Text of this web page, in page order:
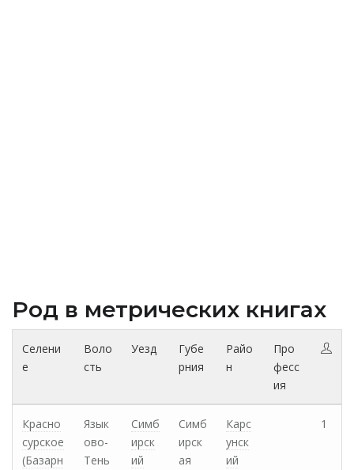
Род в метрических книгах
Селени
е
Воло
сть
Уезд
Губе
рния
Райо
н
Про
фесс
ия
Красно
сурское
(Базарн
Язык
ово-
Тень
Симб
ирск
ий
Симб
ирск
ая
Карс
унск
ий
1